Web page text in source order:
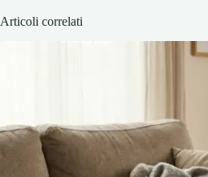
Articoli correlati